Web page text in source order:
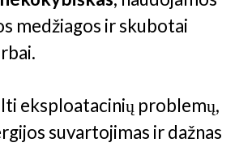
medžiagos ir skubotai
eksploatacinių problemų,
suvartojimas ir dažnas